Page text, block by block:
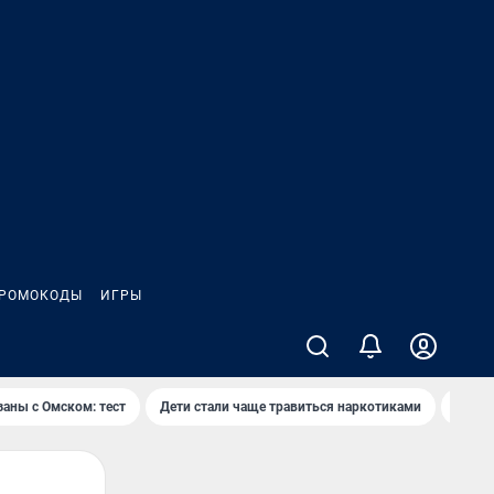
ИГРЫ
с Омском: тест Дети стали чаще травиться наркотиками